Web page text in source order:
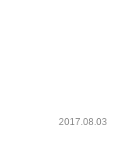
2017.08.03